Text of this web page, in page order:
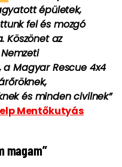
épületek,
fel és mozgó
Köszönet az
Magyar Rescue 4x4
és minden civilnek”
Mentőkutyás
magam”